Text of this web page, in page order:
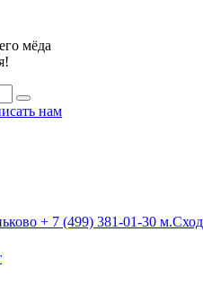
мёда
нам
+ 7 (499) 381-01-30